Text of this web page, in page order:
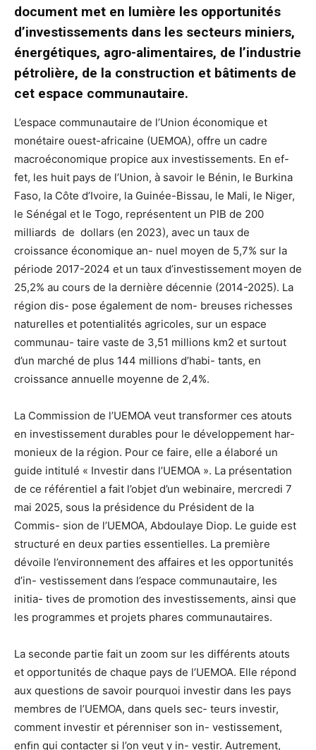
document met en lumière les opportunités
d’investissements dans les secteurs miniers,
énergétiques, agro-alimentaires, de l’industrie
pétrolière, de la construction et bâtiments de
cet espace communautaire.
L’espace communautaire de l’Union économique et
monétaire ouest-africaine (UEMOA), offre un cadre
macroéconomique propice aux investissements. En ef-
fet, les huit pays de l’Union, à savoir le Bénin, le Burkina
Faso, la Côte d’Ivoire, la Guinée-Bissau, le Mali, le Niger,
le Sénégal et le Togo, représentent un PIB de 200
milliards de dollars (en 2023), avec un taux de
croissance économique an- nuel moyen de 5,7% sur la
période 2017-2024 et un taux d’investissement moyen de
25,2% au cours de la dernière décennie (2014-2025). La
région dis- pose également de nom- breuses richesses
naturelles et potentialités agricoles, sur un espace
communau- taire vaste de 3,51 millions km2 et surtout
d’un marché de plus 144 millions d’habi- tants, en
croissance annuelle moyenne de 2,4%.
La Commission de l’UEMOA veut transformer ces atouts
en investissement durables pour le développement har-
monieux de la région. Pour ce faire, elle a élaboré un
guide intitulé « Investir dans l’UEMOA ». La présentation
de ce référentiel a fait l’objet d’un webinaire, mercredi 7
mai 2025, sous la présidence du Président de la
Commis- sion de l’UEMOA, Abdoulaye Diop. Le guide est
structuré en deux parties essentielles. La première
dévoile l’environnement des affaires et les opportunités
d’in- vestissement dans l’espace communautaire, les
initia- tives de promotion des investissements, ainsi que
les programmes et projets phares communautaires.
La seconde partie fait un zoom sur les différents atouts
et opportunités de chaque pays de l’UEMOA. Elle répond
aux questions de savoir pourquoi investir dans les pays
membres de l’UEMOA, dans quels sec- teurs investir,
comment investir et pérenniser son in- vestissement,
enﬁn qui contacter si l’on veut y in- vestir. Autrement,